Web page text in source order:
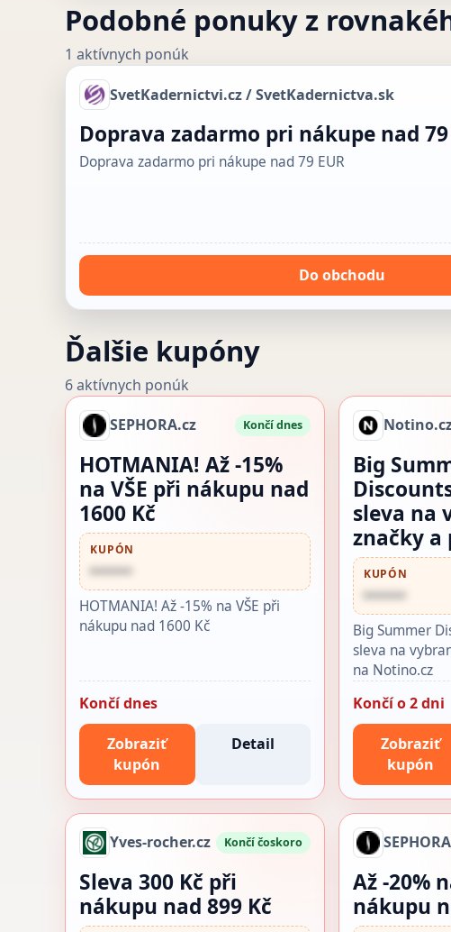
Podobné ponuky z
1 aktívnych ponúk
SvetKadernictvi.cz / SvetKadernictva.sk
Doprava zadarmo pri nákupe nad 79
Doprava zadarmo pri nákupe nad 79 EUR
Do obchodu
Ďalšie kupóny
6 aktívnych ponúk
SEPHORA.cz Končí dnes
HOTMANIA! Až -15%
na VŠE při nákupu nad
1600 Kč
KUPÓN
••••••
HOTMANIA! Až -15% na VŠE při
nákupu nad 1600 Kč
Končí dnes
Zobraziť
kupón
Detail
Big
sleva na
značky
KUPÓN
••••••
Big Summer
sleva na
na Notino.cz
Končí o 2 dni
Zobraziť
kupón
Yves-rocher.cz Končí čoskoro
Sleva 300 Kč při
nákupu nad 899 Kč
Až -20%
nákupu